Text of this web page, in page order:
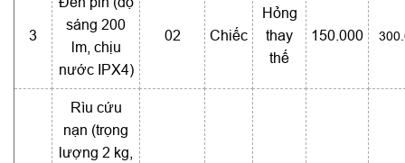
3
sáng 200
lm, chịu
nước IPX4)
02 Chiếc
Hỏng
thay
thế
150.000
Rìu cứu
nạn (trọng
lượng 2 kg,